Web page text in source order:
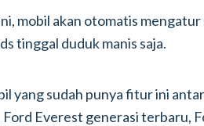
mobil akan otomatis
tinggal duduk manis saja.
yang sudah punya fitur ini
Everest generasi terbaru,